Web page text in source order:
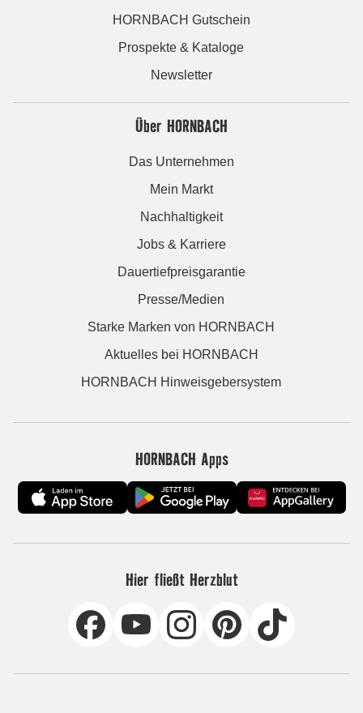
HORNBACH Gutschein
Prospekte & Kataloge
Newsletter
Über HORNBACH
Das Unternehmen
Mein Markt
Nachhaltigkeit
Jobs & Karriere
Dauertiefpreisgarantie
Presse/Medien
Starke Marken von HORNBACH
Aktuelles bei HORNBACH
HORNBACH Hinweisgebersystem
HORNBACH Apps
Hier fließt Herzblut